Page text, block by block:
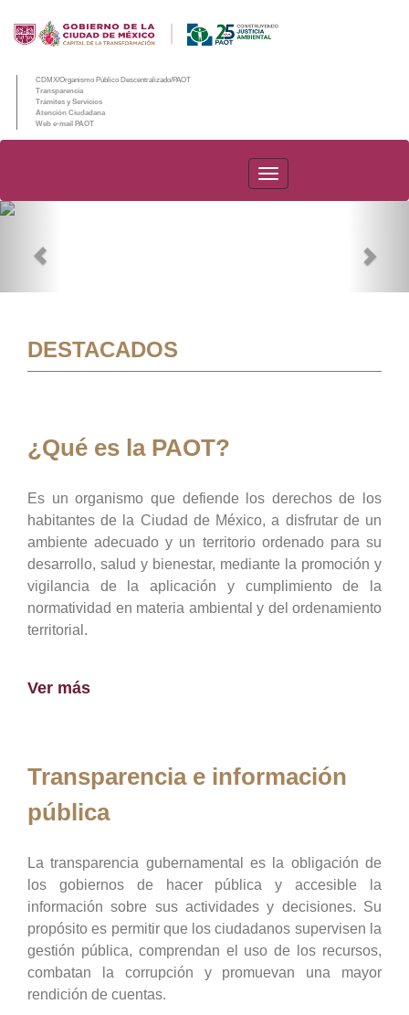
CDMX/Organismo Público Descentralizado/PAOT
Transparencia
Trámites y Servicios
Atención Ciudadana
Web e-mail PAOT
PAOT
DESTACADOS
¿Qué es la PAOT?
Es un organismo que defiende los derechos de los
habitantes de la Ciudad de México, a disfrutar de un
ambiente adecuado y un territorio ordenado para su
desarrollo, salud y bienestar, mediante la promoción y
vigilancia de la aplicación y cumplimiento de la
normatividad en materia ambiental y del ordenamiento
territorial.
Ver más
Transparencia e información
pública
La transparencia gubernamental es la obligación de
los gobiernos de hacer pública y accesible la
información sobre sus actividades y decisiones. Su
propósito es permitir que los ciudadanos supervisen la
gestión pública, comprendan el uso de los recursos,
combatan la corrupción y promuevan una mayor
rendición de cuentas.